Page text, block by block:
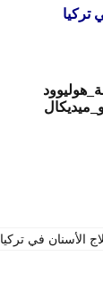
تركيا
الأسنان في تركيا